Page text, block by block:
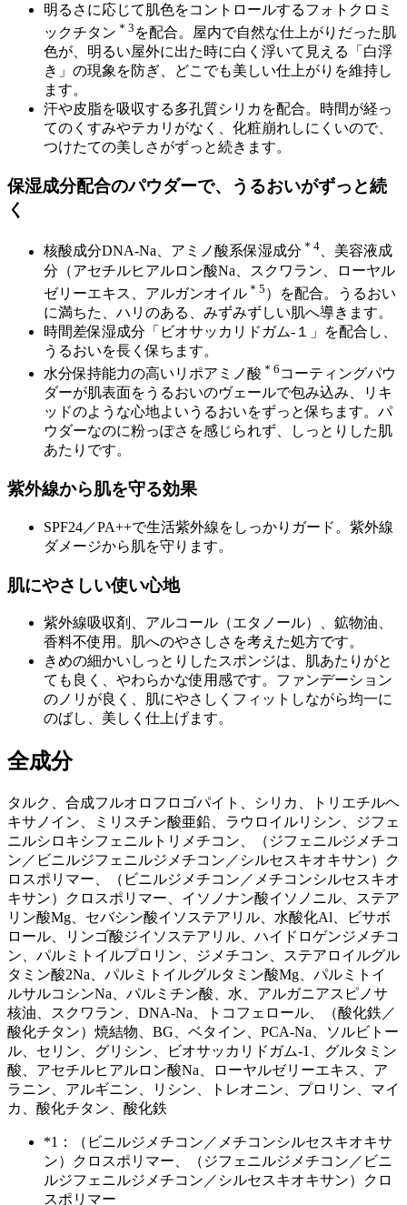
明るさに応じて肌色をコントロールするフォトクロミ
ックチタン ＊3 を配合。屋内で自然な仕上がりだった肌
色が、明るい屋外に出た時に白く浮いて見える「白浮
き」の現象を防ぎ、どこでも美しい仕上がりを維持し
ます。
汗や皮脂を吸収する多孔質シリカを配合。時間が経っ
てのくすみやテカリがなく、化粧崩れしにくいので、
つけたての美しさがずっと続きます。
保湿成分配合のパウダーで、うるおいがずっと続
く
核酸成分DNA-Na、アミノ酸系保湿成分 ＊4、美容液成
分（アセチルヒアルロン酸Na、スクワラン、ローヤル
ゼリーエキス、アルガンオイル ＊5 ）を配合。うるおい
に満ちた、ハリのある、みずみずしい肌へ導きます。
時間差保湿成分「ビオサッカリドガム-１」を配合し、
うるおいを長く保ちます。
水分保持能力の高いリポアミノ酸 ＊6 コーティングパウ
ダーが肌表面をうるおいのヴェールで包み込み、リキ
ッドのような心地よいうるおいをずっと保ちます。パ
ウダーなのに粉っぽさを感じられず、しっとりした肌
あたりです。
紫外線から肌を守る効果
SPF24／PA++で生活紫外線をしっかりガード。紫外線
ダメージから肌を守ります。
肌にやさしい使い心地
紫外線吸収剤、アルコール（エタノール）、鉱物油、
香料不使用。肌へのやさしさを考えた処方です。
きめの細かいしっとりしたスポンジは、肌あたりがと
ても良く、やわらかな使用感です。ファンデーション
のノリが良く、肌にやさしくフィットしながら均一に
のばし、美しく仕上げます。
全成分
タルク、合成フルオロフロゴパイト、シリカ、トリエチルヘ
キサノイン、ミリスチン酸亜鉛、ラウロイルリシン、ジフェ
ニルシロキシフェニルトリメチコン、（ジフェニルジメチコ
ン／ビニルジフェニルジメチコン／シルセスキオキサン）ク
ロスポリマー、（ビニルジメチコン／メチコンシルセスキオ
キサン）クロスポリマー、イソノナン酸イソノニル、ステア
リン酸Mg、セバシン酸イソステアリル、水酸化Al、ビサボ
ロール、リンゴ酸ジイソステアリル、ハイドロゲンジメチコ
ン、パルミトイルプロリン、ジメチコン、ステアロイルグル
タミン酸2Na、パルミトイルグルタミン酸Mg、パルミトイ
ルサルコシンNa、パルミチン酸、水、アルガニアスピノサ
核油、スクワラン、DNA-Na、トコフェロール、（酸化鉄／
酸化チタン）焼結物、BG、ベタイン、PCA-Na、ソルビトー
ル、セリン、グリシン、ビオサッカリドガム-1、グルタミン
酸、アセチルヒアルロン酸Na、ローヤルゼリーエキス、ア
ラニン、アルギニン、リシン、トレオニン、プロリン、マイ
カ、酸化チタン、酸化鉄
*1：（ビニルジメチコン／メチコンシルセスキオキサ
ン）クロスポリマー、（ジフェニルジメチコン／ビニ
ルジフェニルジメチコン／シルセスキオキサン）クロ
スポリマー